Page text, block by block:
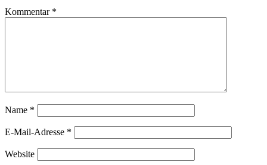
Kommentar *
Name *
E-Mail-Adresse *
Website